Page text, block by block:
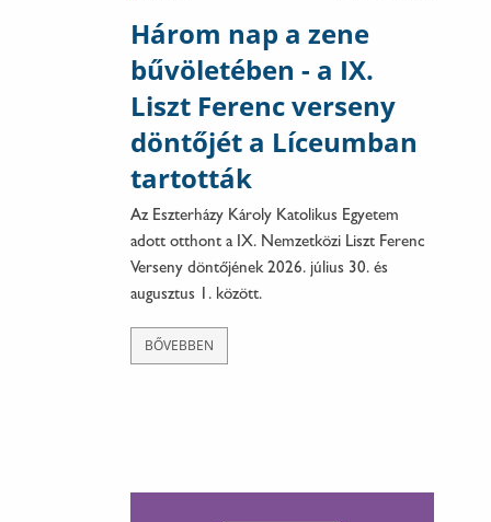
Három nap a zene
bűvöletében - a IX.
Liszt Ferenc verseny
döntőjét a Líceumban
tartották
Az Eszterházy Károly Katolikus Egyetem
adott otthont a IX. Nemzetközi Liszt Ferenc
Verseny döntőjének 2026. július 30. és
augusztus 1. között.
BŐVEBBEN